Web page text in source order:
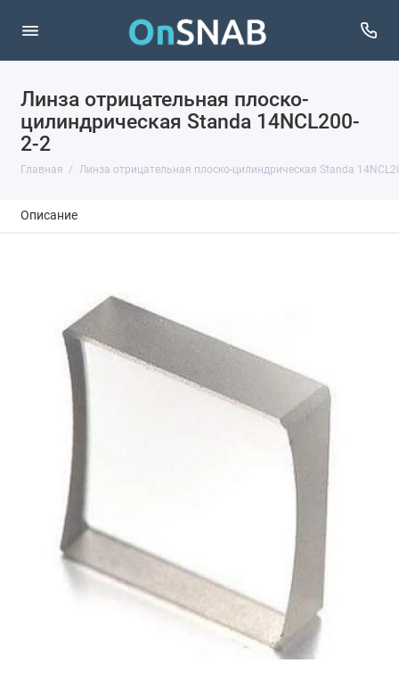
Линза отрицательная плоско-
цилиндрическая Standa 14NCL200-
2-2
Главная Линза отрицательная плоско-цилиндрическая Standa
Описание